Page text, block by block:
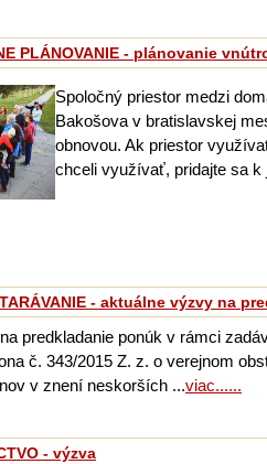
PLÁNOVANIE - plánovanie
Spoločný priestor medzi
Bakošova v bratislavskej
obnovou. Ak priestor
chceli využívať, pridajte sa k
- aktuálne výzvy na
predkladanie ponúk v rámci
č. 343/2015 Z. z. o verejnom
v znení neskorších ...viac......
- výzva